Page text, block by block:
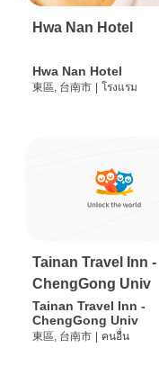
Hwa Nan Hotel
Hwa Nan Hotel
東區, 台南市 | โรงแรม
Tainan Travel Inn -
ChengGong Univ
Tainan Travel Inn -
ChengGong Univ
東區, 台南市 | คนอื่น